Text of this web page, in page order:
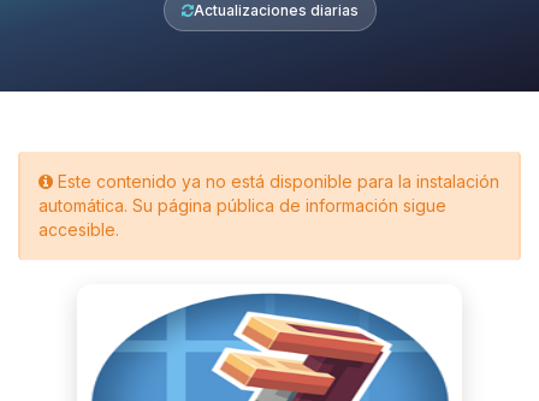
Actualizaciones diarias
Este contenido ya no está disponible para la instalación
automática. Su página pública de información sigue
accesible.